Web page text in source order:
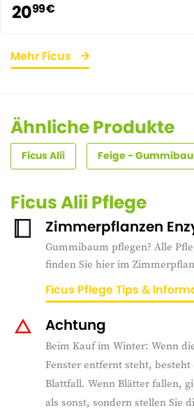
2099 €
Mehr Ficus
Ähnliche Produkte
Ficus Alii Feige -
Ficus Alii Pflege
Zimmerpflanzen
Gummibaum pflegen? Alle
finden Sie hier im
Ficus Pflege Tips &
Achtung
Beim Kauf im Winter: Wenn
Fenster entfernt steht, besteht
Blattfall. Wenn Blätter fallen,
als sonst, sondern stellen Sie